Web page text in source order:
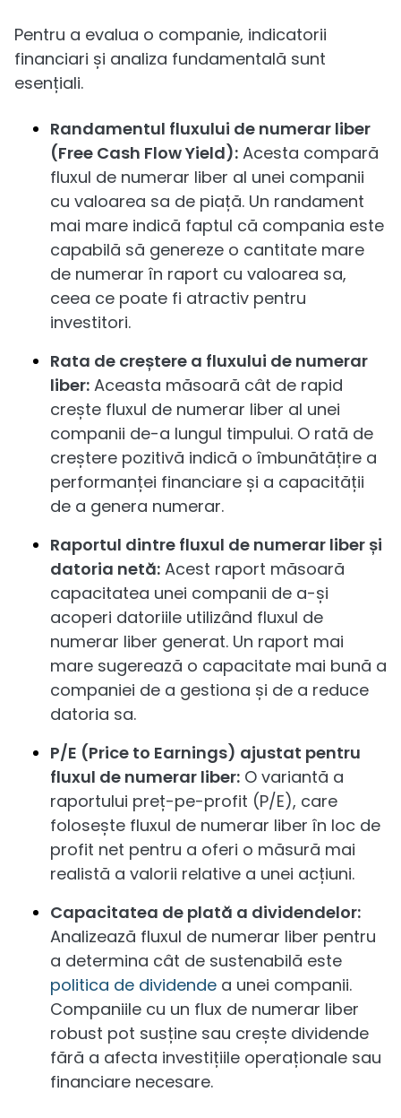
Pentru a evalua o companie, indicatorii
financiari și analiza fundamentală sunt
esențiali.
Randamentul fluxului de numerar liber
(Free Cash Flow Yield): Acesta compară
fluxul de numerar liber al unei companii
cu valoarea sa de piață. Un randament
mai mare indică faptul că compania este
capabilă să genereze o cantitate mare
de numerar în raport cu valoarea sa,
ceea ce poate fi atractiv pentru
investitori.
Rata de creștere a fluxului de numerar
liber: Aceasta măsoară cât de rapid
crește fluxul de numerar liber al unei
companii de-a lungul timpului. O rată de
creștere pozitivă indică o îmbunătățire a
performanței financiare și a capacității
de a genera numerar.
Raportul dintre fluxul de numerar liber și
datoria netă: Acest raport măsoară
capacitatea unei companii de a-și
acoperi datoriile utilizând fluxul de
numerar liber generat. Un raport mai
mare sugerează o capacitate mai bună a
companiei de a gestiona și de a reduce
datoria sa.
P/E (Price to Earnings) ajustat pentru
fluxul de numerar liber: O variantă a
raportului preț-pe-profit (P/E), care
folosește fluxul de numerar liber în loc de
profit net pentru a oferi o măsură mai
realistă a valorii relative a unei acțiuni.
Capacitatea de plată a dividendelor:
Analizează fluxul de numerar liber pentru
a determina cât de sustenabilă este
politica de dividende a unei companii.
Companiile cu un flux de numerar liber
robust pot susține sau crește dividende
fără a afecta investițiile operaționale sau
financiare necesare.